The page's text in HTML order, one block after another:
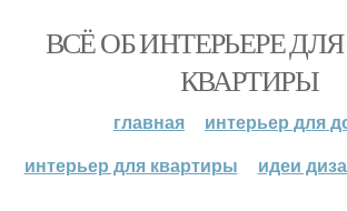
ВСЁ ОБ ИНТЕРЬЕРЕ
КВАРТИРЫ
главная
интерьер для
интерьер для квартиры
идеи